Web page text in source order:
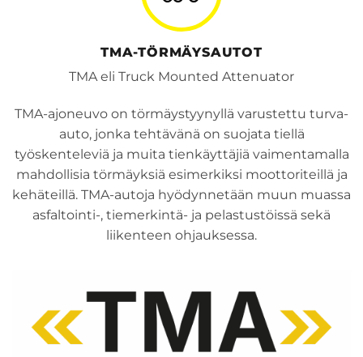
TMA-TÖRMÄYSAUTOT
TMA eli Truck Mounted Attenuator
TMA-ajoneuvo on törmäystyynyllä varustettu turva-
auto, jonka tehtävänä on suojata tiellä
työskenteleviä ja muita tienkäyttäjiä vaimentamalla
mahdollisia törmäyksiä esimerkiksi moottoriteillä ja
kehäteillä. TMA-autoja hyödynnetään muun muassa
asfaltointi-, tiemerkintä- ja pelastustöissä sekä
liikenteen ohjauksessa.